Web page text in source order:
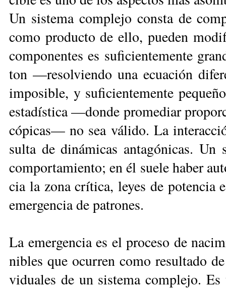
Un sis­te­ma com­ple­jo cons­ta de
co­mo pro­duc­to de ello, pue­den
com­po­nen­tes es su­fi­cien­te­men­te
ton —re­sol­vien­do una ecua­ción
im­po­si­ble, y su­fi­cien­te­men­te
es­ta­dís­ti­ca —don­de pro­me­diar
có­pi­cas— no sea vá­li­do. La
sul­ta de di­ná­mi­cas an­ta­gó­ni­cas.
com­por­ta­mien­to; en él sue­le ha­ber
cia la zo­na crí­ti­ca, le­yes de po­ten­cia
emer­gen­cia de pa­tro­nes.
La emer­gen­cia es el pro­ce­so de
ni­bles que ocu­rren co­mo re­sul­ta­do
vi­dua­les de un sis­te­ma com­ple­jo.